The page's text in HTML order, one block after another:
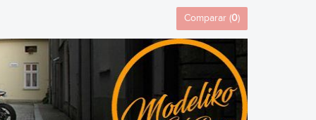
Comparar (0)